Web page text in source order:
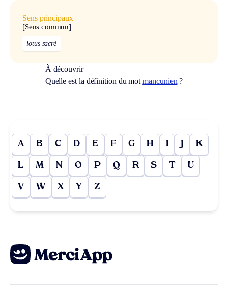
Sens principaux
[Sens commun]
lotus sacré
À découvrir
Quelle est la définition du motmancunien ?
A B C D E F G H I J K
L M N O P Q R S T U
V W X Y Z